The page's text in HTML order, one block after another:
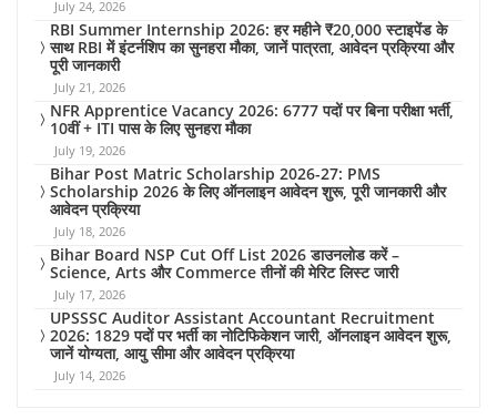
July 24, 2026
RBI Summer Internship 2026: हर महीने ₹20,000 स्टाइपेंड के
साथ RBI में इंटर्नशिप का सुनहरा मौका, जानें पात्रता, आवेदन प्रक्रिया और
पूरी जानकारी
July 21, 2026
NFR Apprentice Vacancy 2026: 6777 पदों पर बिना परीक्षा भर्ती,
10वीं + ITI पास के लिए सुनहरा मौका
July 19, 2026
Bihar Post Matric Scholarship 2026-27: PMS
Scholarship 2026 के लिए ऑनलाइन आवेदन शुरू, पूरी जानकारी और
आवेदन प्रक्रिया
July 18, 2026
Bihar Board NSP Cut Off List 2026 डाउनलोड करें –
Science, Arts और Commerce तीनों की मेरिट लिस्ट जारी
July 17, 2026
UPSSSC Auditor Assistant Accountant Recruitment
2026: 1829 पदों पर भर्ती का नोटिफिकेशन जारी, ऑनलाइन आवेदन शुरू,
जानें योग्यता, आयु सीमा और आवेदन प्रक्रिया
July 14, 2026